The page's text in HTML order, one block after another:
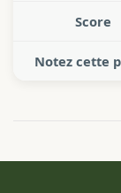
Score
Notez cette